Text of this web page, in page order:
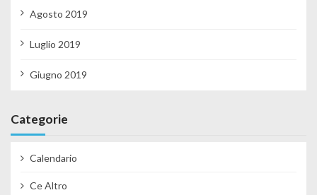
Agosto 2019
Luglio 2019
Giugno 2019
Categorie
Calendario
Ce Altro